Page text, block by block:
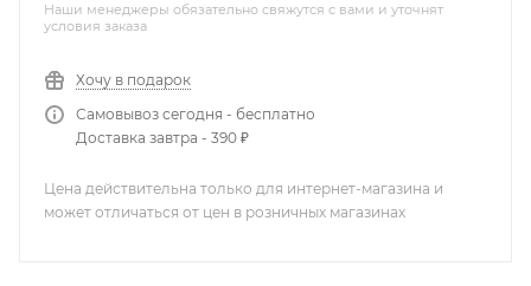
Наши менеджеры обязательно свяжутся с вами и уточнят
условия заказа
Хочу в подарок
Самовывоз сегодня - бесплатно
Доставка завтра - 390 ₽
Цена действительна только для интернет-магазина и
может отличаться от цен в розничных магазинах